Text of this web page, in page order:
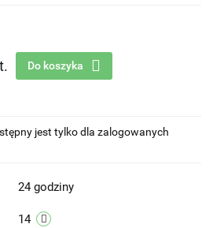
Do koszyka
jest tylko dla zalogowanych
24 godziny
14